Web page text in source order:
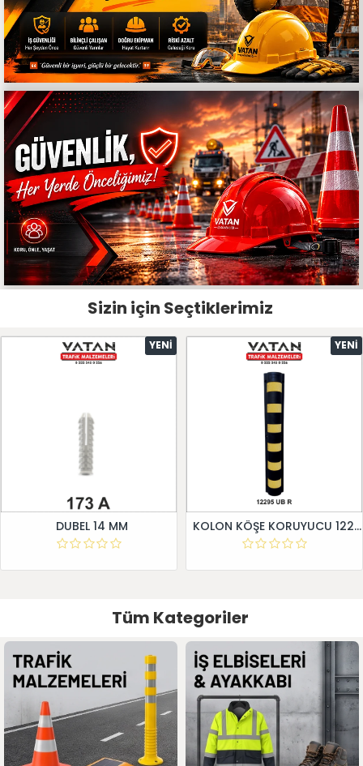
Sizin için Seçtiklerimiz
YENI
DUBEL 14 MM
YENI
KOLON KÖŞE KORUYUCU 12295 UB R
Tüm Kategoriler